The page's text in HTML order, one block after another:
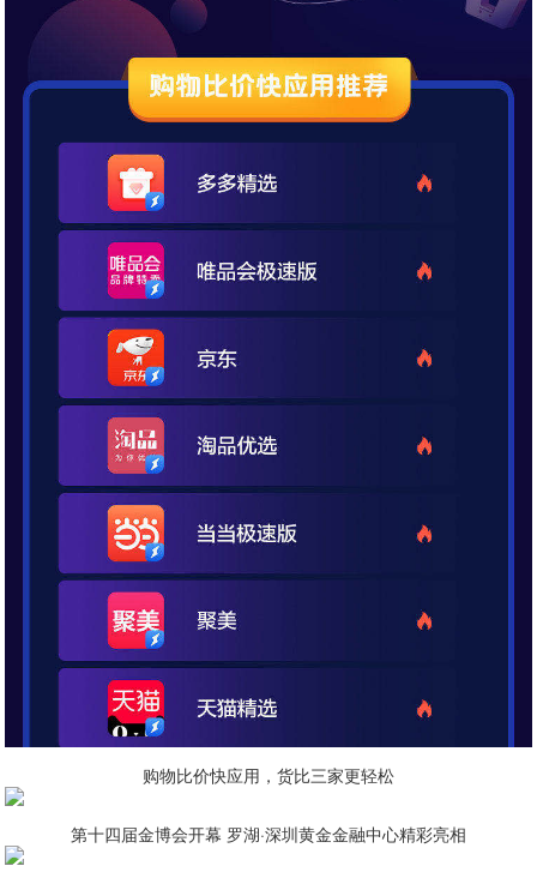
购物比价快应用，货比三家更轻松
第十四届金博会开幕 罗湖·深圳黄金金融中心精彩亮相